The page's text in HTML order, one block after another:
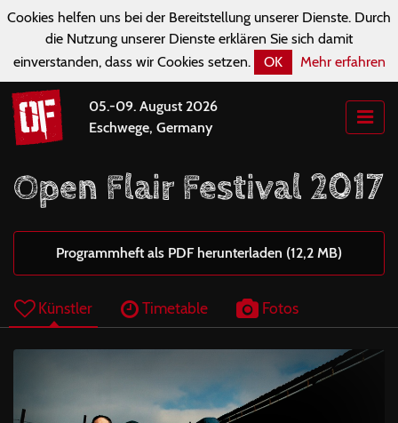
Cookies helfen uns bei der Bereitstellung unserer Dienste. Durch
die Nutzung unserer Dienste erklären Sie sich damit
einverstanden, dass wir Cookies setzen.
OK Mehr erfahren
05.-09. August 2026
Eschwege, Germany
Open Flair Festival 2017
Programmheft als PDF herunterladen (12,2 MB)
Künstler Timetable Fotos